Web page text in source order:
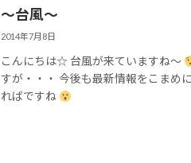
～台風～
2014年7月8日
こんにちは☆ 台風が来ていますね～
すが・・・ 今後も最新情報をこまめ
ればですね